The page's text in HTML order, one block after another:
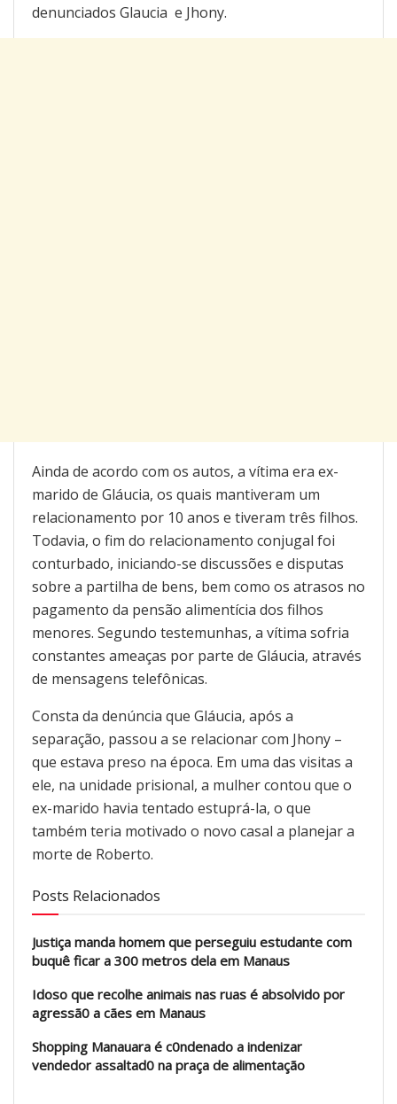
denunciados Glaucia e Jhony.
Ainda de acordo com os autos, a vítima era ex-
marido de Gláucia, os quais mantiveram um
relacionamento por 10 anos e tiveram três filhos.
Todavia, o fim do relacionamento conjugal foi
conturbado, iniciando-se discussões e disputas
sobre a partilha de bens, bem como os atrasos no
pagamento da pensão alimentícia dos filhos
menores. Segundo testemunhas, a vítima sofria
constantes ameaças por parte de Gláucia, através
de mensagens telefônicas.
Consta da denúncia que Gláucia, após a
separação, passou a se relacionar com Jhony –
que estava preso na época. Em uma das visitas a
ele, na unidade prisional, a mulher contou que o
ex-marido havia tentado estuprá-la, o que
também teria motivado o novo casal a planejar a
morte de Roberto.
Posts Relacionados
Justiça manda homem que perseguiu estudante com
buquê ficar a 300 metros dela em Manaus
Idoso que recolhe animais nas ruas é absolvido por
agressã0 a cães em Manaus
Shopping Manauara é c0ndenado a indenizar
vendedor assaltad0 na praça de alimentação